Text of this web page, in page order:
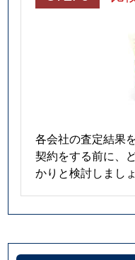
各会社の査定結果
契約をする前に、
かりと検討しましょ